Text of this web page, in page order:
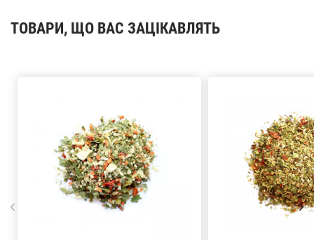
ТОВАРИ, ЩО ВАС ЗАЦІКАВЛЯТЬ